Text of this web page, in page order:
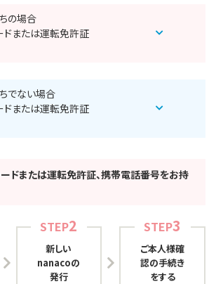
の場合
ドまたは運転免許証
でない場合
ドまたは運転免許証
ドまたは運転免許証、携帯電話番号をお持
STEP2
新しい
nanacoの
発行
STEP3
ご本人様確
認の手続き
をする